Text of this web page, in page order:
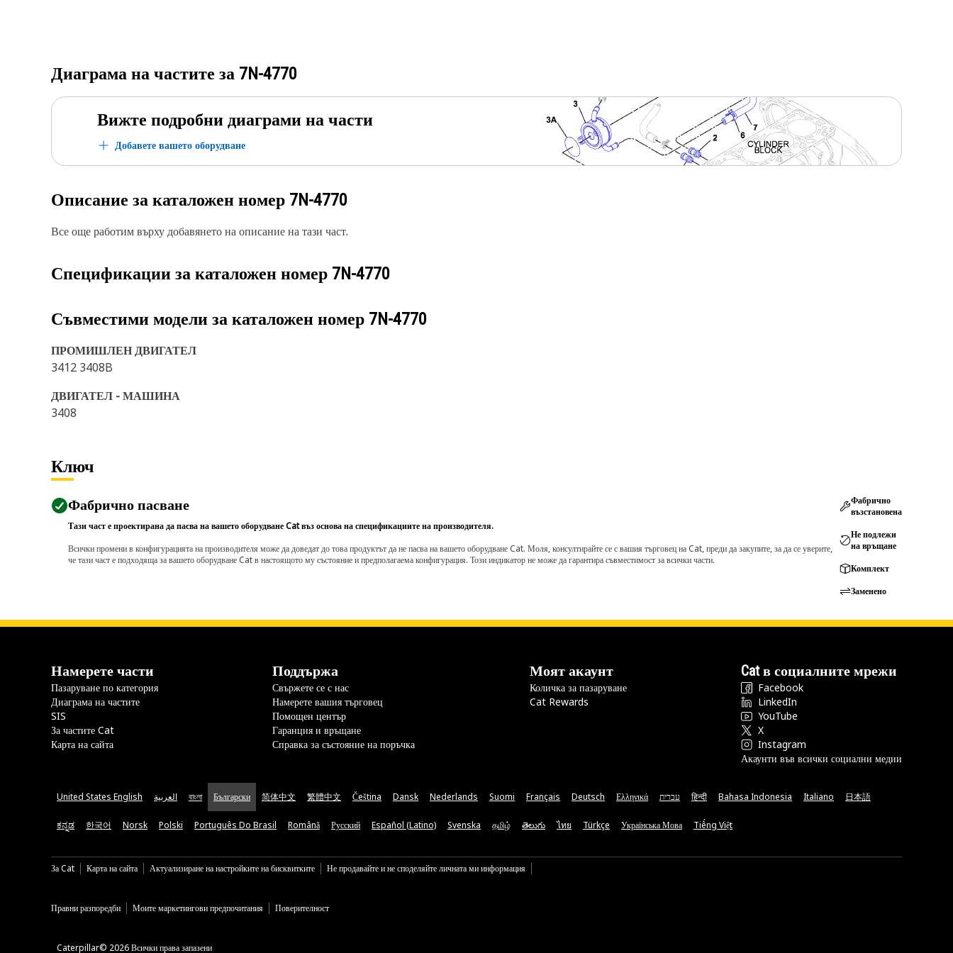
Диаграма на частите за 7N-4770
Вижте подробни диаграми на части
Добавете вашето оборудване
Описание за каталожен номер 7N-4770
Все още работим върху добавянето на описание на тази част.
Спецификации за каталожен номер 7N-4770
Съвместими модели за каталожен номер 7N-4770
ПРОМИШЛЕН ДВИГАТЕЛ
3412 3408B
ДВИГАТЕЛ - МАШИНА
3408
Ключ
Фабрично пасване
Тази част е проектирана да пасва на вашето оборудване Cat въз основа на спецификациите на производителя.
Всички промени в конфигурацията на производителя може да доведат до това продуктът да не пасва на вашето оборудване Cat. Моля, консултирайте се с вашия търговец на Cat, преди да закупите, за да се уверите,
че тази част е подходяща за вашето оборудване Cat в настоящото му състояние и предполагаема конфигурация. Този индикатор не може да гарантира съвместимост за всички части.
Фабрично
възстановена
Не подлежи
на връщане
Комплект
Заменено
Намерете части
Пазаруване по категория
Диаграма на частите
SIS
За частите Cat
Карта на сайта
Поддържа
Свържете се с нас
Намерете вашия търговец
Помощен център
Гаранция и връщане
Справка за състояние на поръчка
Моят акаунт
Количка за пазаруване
Cat Rewards
Cat в социалните мрежи
Facebook
LinkedIn
YouTube
X
Instagram
Акаунти във всички социални медии
United States English العربية বাংলা Български 简体中文 繁體中文 Čeština Dansk Nederlands Suomi Français Deutsch Ελληνικά עברית हिन्दी Bahasa Indonesia Italiano 日本語
ಕನ್ನಡ 한국어 Norsk Polski Português Do Brasil Română Русский Español (Latino) Svenska தமிழ் తెలుగు ไทย Türkçe Українська Мова Tiếng Việt
За Cat Карта на сайта Актуализиране на настройките на бисквитките Не продавайте и не споделяйте личната ми информация
Правни разпоредби Моите маркетингови предпочитания Поверителност
Caterpillar© 2026 Всички права запазени